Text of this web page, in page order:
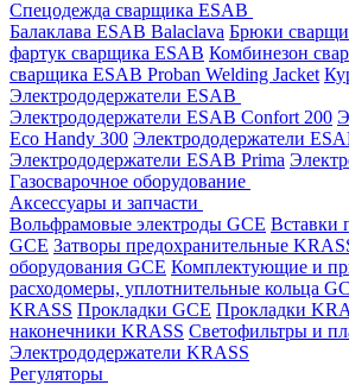
Спецодежда сварщика ESAB
Балаклава ESAB Balaclava Брюки
фартук сварщика ESAB Комбинезон
сварщика ESAB Proban Welding Jacket
Электрододержатели ESAB
Электрододержатели ESAB Confort 200
Eco Handy 300 Электрододержатели
Электрододержатели ESAB Prima
Газосварочное оборудование
Аксессуары и запчасти
Вольфрамовые электроды GCE Вставки
GCE Затворы предохранительные
оборудования GCE Комплектующие и
расходомеры, уплотнительные кольца
KRASS Прокладки GCE Прокладки
наконечники KRASS Светофильтры и
Электрододержатели KRASS
Регуляторы